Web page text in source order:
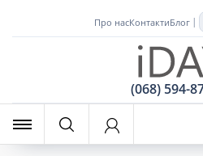
Про насКонтактиБлог |
(068) 594-